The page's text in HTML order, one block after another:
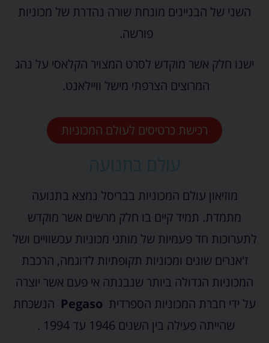
השני של הבניינים מונחת שורה נהדרת של מכוניות
פורשה.
ישנו חלק אשר מוקדש לסרט המצויר הקלאסי על נהג
המרוצים הצרפתי מישל וויילאנט.
רכישת כרטיסים לעולם המכוניות
עולם בתנועה
מוזיאון עולם המכוניות בבריסל נמצא בתנועה
מתמדת. תמיד קיים בו חלק מרשים אשר מוקדש
לתערוכות חד פעמיות של מותגי מכוניות עכשוויים ושל
ז'אנרים שונים ומכוניות תקופתיות לדוגמה, הרכבת
המכוניות הגדולה ביותר שנבנתה אי פעם אשר יוצרה
על ידי חברת המכוניות הספרדית Pegaso הנשכחת
שהייתה פעילה בין השנים 1946 עד 1994 .